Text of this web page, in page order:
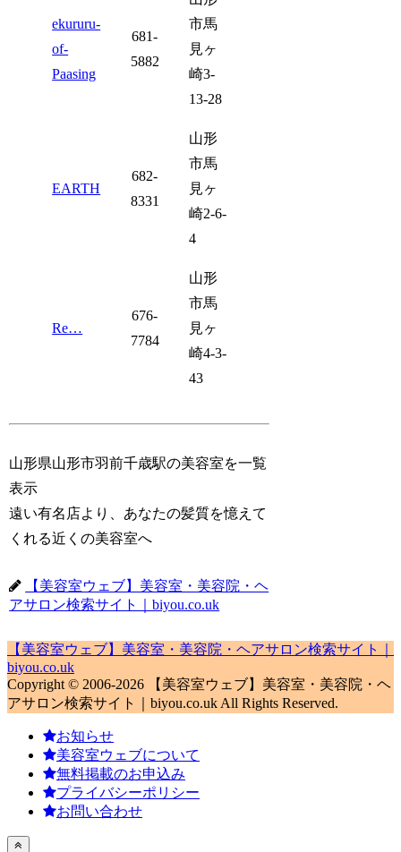
ekururu-
of-
Paasing
681-
5882
市馬
見ヶ
崎3-
13-28
EARTH
682-
8331
山形
市馬
見ヶ
崎2-6-
4
Re…
676-
7784
山形
市馬
見ヶ
崎4-3-
43
山形県山形市羽前千歳駅の美容室を一覧
表示
遠い有名店より、あなたの髪質を憶えて
くれる近くの美容室へ
【美容室ウェブ】美容室・美容院・ヘ
アサロン検索サイト｜biyou.co.uk
【美容室ウェブ】美容室・美容院・ヘアサロン検索サイト｜
biyou.co.uk
Copyright © 2006-2026 【美容室ウェブ】美容室・美容院・ヘ
アサロン検索サイト｜biyou.co.uk All Rights Reserved.
お知らせ
美容室ウェブについて
無料掲載のお申込み
プライバシーポリシー
お問い合わせ